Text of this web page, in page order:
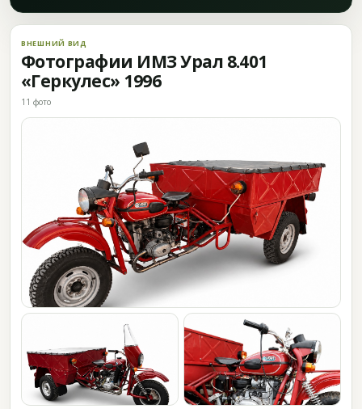
ВНЕШНИЙ ВИД
Фотографии ИМЗ Урал 8.401
«Геркулес» 1996
11 фото